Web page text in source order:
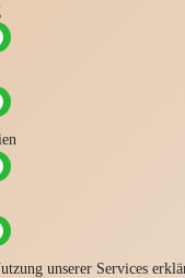
unserer Services